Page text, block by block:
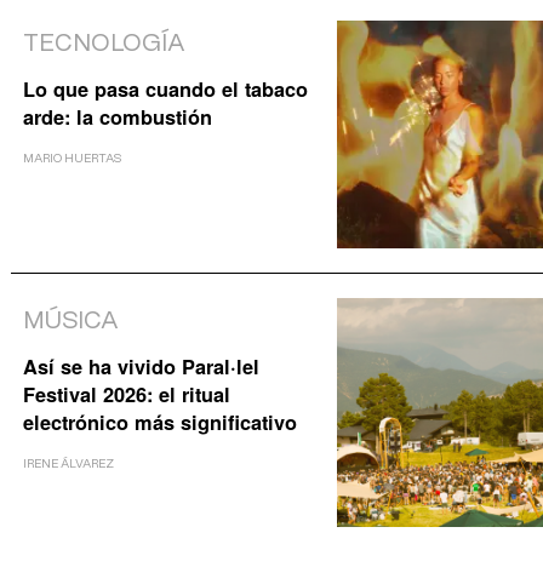
TECNOLOGÍA
Lo que pasa cuando el tabaco
arde: la combustión
MARIO HUERTAS
MÚSICA
Así se ha vivido Paral·lel
Festival 2026: el ritual
electrónico más significativo
IRENE ÁLVAREZ